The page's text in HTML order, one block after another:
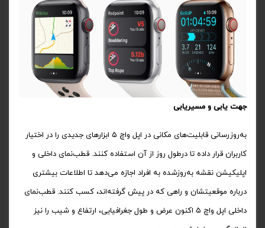
جهت یابی و مسیریابی
به‌روزرسانی قابلیت‌های مکانی در اپل واچ ۵ ابزار‌های جدیدی را در اختیار
کاربران قرار داده تا درطول روز از آن استفاده کنند. قطب‌نمای داخلی و
اپلیکیشن نقشه‌ به‌روز‌شده به افراد اجازه می‌دهد تا اطلاعات بیشتری
درباره موقعیتشان و راهی که در پیش گرفته‌اند، کسب کنند. قطب‌نمای
داخلی اپل واچ ۵ اکنون عرض و طول جغرافیایی، ارتفاع و شیب را نیز